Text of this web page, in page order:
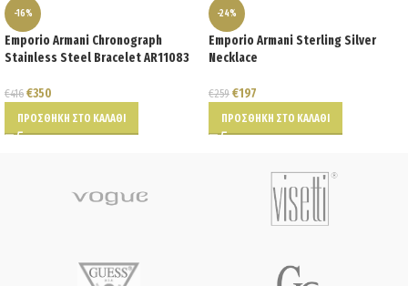
-16%
Emporio Armani Chronograph
Stainless Steel Bracelet AR11083
€416 €350
ΠΡΟΣΘΉΚΗ ΣΤΟ ΚΑΛΆΘΙ
-24%
Emporio Armani Sterling Silver
Necklace
€259 €197
ΠΡΟΣΘΉΚΗ ΣΤΟ ΚΑΛΆΘΙ